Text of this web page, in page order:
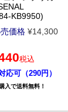
KB9950)
価格 ¥14,300
税込
応可（290円）
入で送料無料！